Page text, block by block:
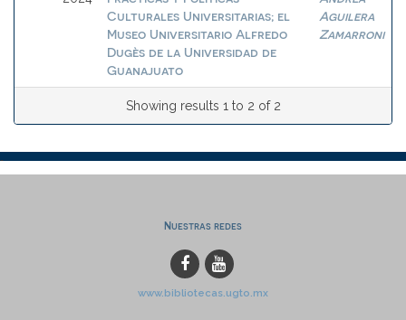
Culturales Universitarias; el
Museo Universitario Alfredo
Dugès de la Universidad de
Guanajuato
Aguilera
Zamarroni
Showing results 1 to 2 of 2
Nuestras redes
www.bibliotecas.ugto.mx